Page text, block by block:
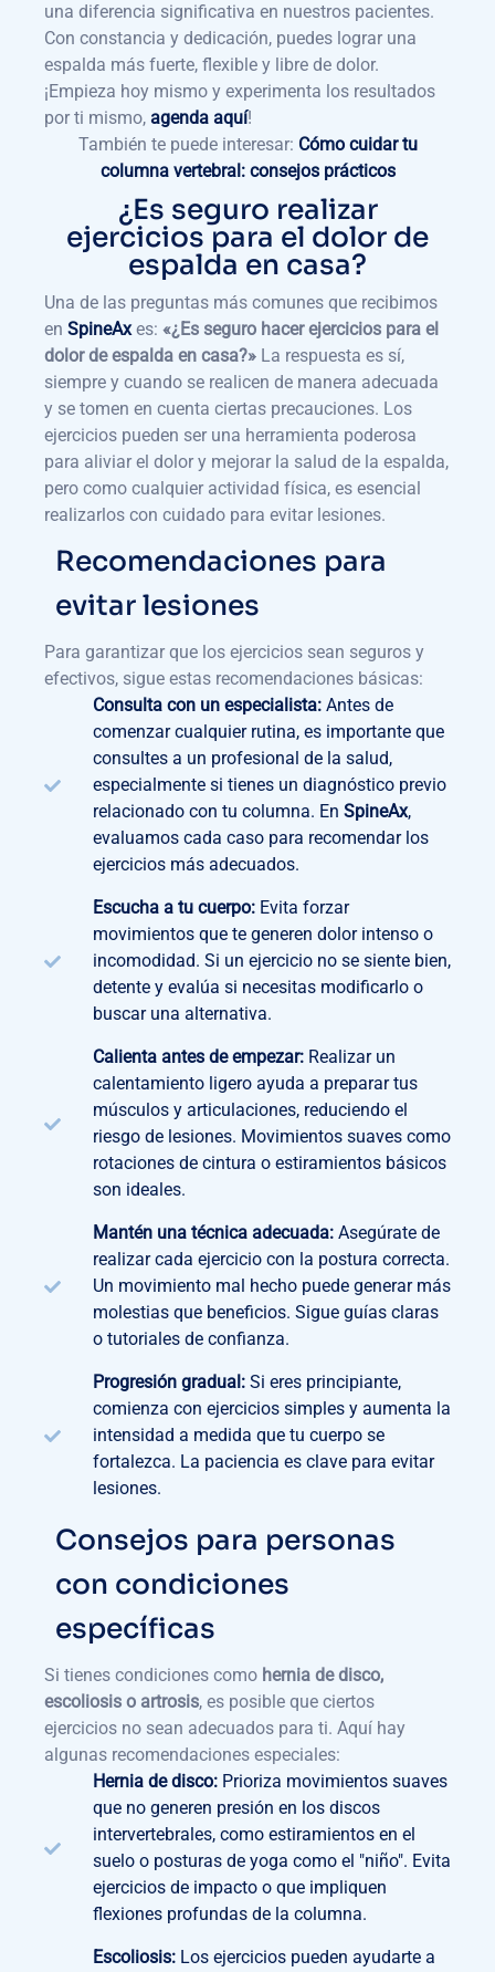
una diferencia significativa en nuestros pacientes.
Con constancia y dedicación, puedes lograr una
espalda más fuerte, flexible y libre de dolor.
¡Empieza hoy mismo y experimenta los resultados
por ti mismo, agenda aquí!
También te puede interesar: Cómo cuidar tu
columna vertebral: consejos prácticos
¿Es seguro realizar
ejercicios para el dolor de
espalda en casa?
Una de las preguntas más comunes que recibimos
en SpineAxes: «¿Es seguro hacer ejercicios para el
dolor de espalda en casa?» La respuesta es sí,
siempre y cuando se realicen de manera adecuada
y se tomen en cuenta ciertas precauciones. Los
ejercicios pueden ser una herramienta poderosa
para aliviar el dolor y mejorar la salud de la espalda,
pero como cualquier actividad física, es esencial
realizarlos con cuidado para evitar lesiones.
Recomendaciones para
evitar lesiones
Para garantizar que los ejercicios sean seguros y
efectivos, sigue estas recomendaciones básicas:
Consulta con un especialista:Antes de
comenzar cualquier rutina, es importante que
consultes a un profesional de la salud,
especialmente si tienes un diagnóstico previo
relacionado con tu columna. En SpineAx,
evaluamos cada caso para recomendar los
ejercicios más adecuados.
Escucha a tu cuerpo:Evita forzar
movimientos que te generen dolor intenso o
incomodidad. Si un ejercicio no se siente bien,
detente y evalúa si necesitas modificarlo o
buscar una alternativa.
Calienta antes de empezar:Realizar un
calentamiento ligero ayuda a preparar tus
músculos y articulaciones, reduciendo el
riesgo de lesiones. Movimientos suaves como
rotaciones de cintura o estiramientos básicos
son ideales.
Mantén una técnica adecuada:Asegúrate de
realizar cada ejercicio con la postura correcta.
Un movimiento mal hecho puede generar más
molestias que beneficios. Sigue guías claras
o tutoriales de confianza.
Progresión gradual:Si eres principiante,
comienza con ejercicios simples y aumenta la
intensidad a medida que tu cuerpo se
fortalezca. La paciencia es clave para evitar
lesiones.
Consejos para personas
con condiciones
específicas
Si tienes condiciones como hernia de disco,
escoliosis o artrosis, es posible que ciertos
ejercicios no sean adecuados para ti. Aquí hay
algunas recomendaciones especiales:
Hernia de disco:Prioriza movimientos suaves
que no generen presión en los discos
intervertebrales, como estiramientos en el
suelo o posturas de yoga como el "niño". Evita
ejercicios de impacto o que impliquen
flexiones profundas de la columna.
Escoliosis:Los ejercicios pueden ayudarte a